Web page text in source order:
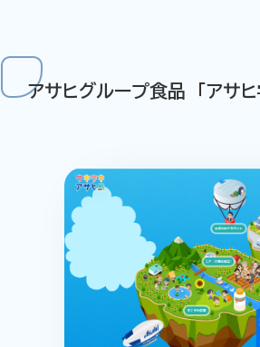
アサヒグループ食品 「アサヒ